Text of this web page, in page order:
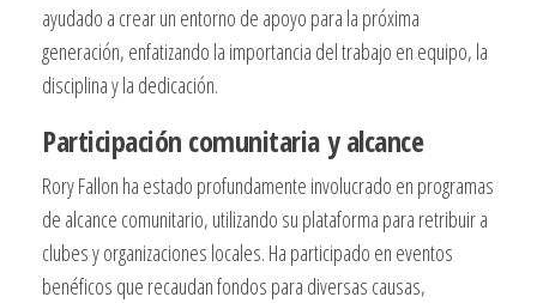
ayudado a crear un entorno de apoyo para la próxima
generación, enfatizando la importancia del trabajo en equipo, la
disciplina y la dedicación.
Participación comunitaria y alcance
Rory Fallon ha estado profundamente involucrado en programas
de alcance comunitario, utilizando su plataforma para retribuir a
clubes y organizaciones locales. Ha participado en eventos
benéficos que recaudan fondos para diversas causas,